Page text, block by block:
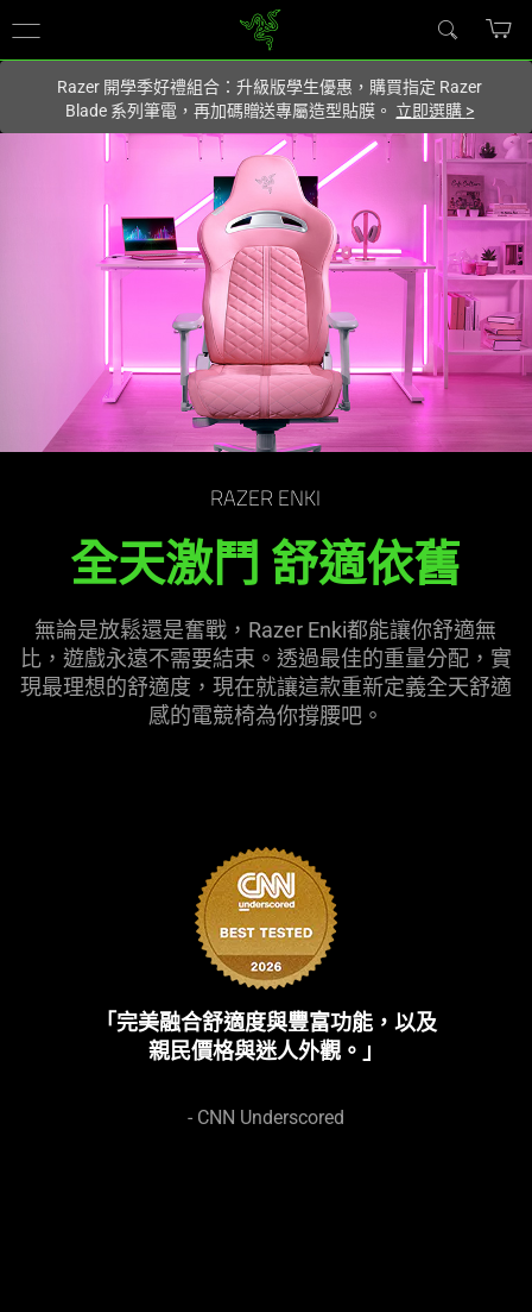
的網站.
Razer 開學季好禮組合：升級版學生優惠，購買指定 Razer
Blade 系列筆電，再加碼贈送專屬造型貼膜。 立即選購 >
Most
Comfortable
Gaming
Razer
Quartz
Gaming
Chair
RAZER ENKI
全天激鬥 舒適依舊
無論是放鬆還是奮戰，Razer Enki都能讓你舒適無
比，遊戲永遠不需要結束。透過最佳的重量分配，實
現最理想的舒適度，現在就讓這款重新定義全天舒適
感的電競椅為你撐腰吧。
「完美融合舒適度與豐富功能，以及
親民價格與迷人外觀。」
- CNN Underscored